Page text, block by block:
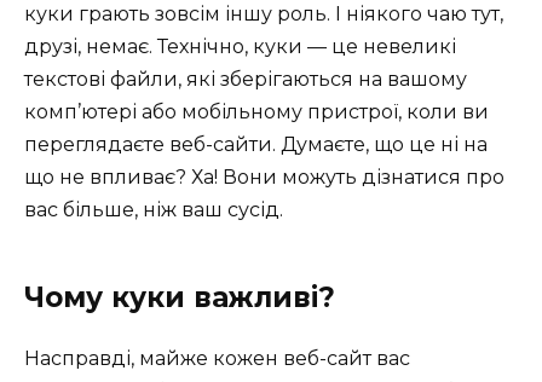
куки грають зовсім іншу роль. І ніякого чаю тут,
друзі, немає. Технічно, куки — це невеликі
текстові файли, які зберігаються на вашому
комп’ютері або мобільному пристрої, коли ви
переглядаєте веб-сайти. Думаєте, що це ні на
що не впливає? Ха! Вони можуть дізнатися про
вас більше, ніж ваш сусід.
Чому куки важливі?
Насправді, майже кожен веб-сайт вас